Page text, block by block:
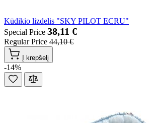
Kūdikio lizdelis "SKY PILOT ECRU"
Special Price 38,11 €
Regular Price 44,10 €
Į krepšelį
-14%